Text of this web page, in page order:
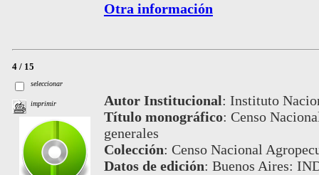
Otra información
4 / 15
seleccionar
imprimir Autor Institucional: Instituto
Título monográfico: Censo
generales
Colección: Censo Nacional
Datos de edición: Buenos Aires: